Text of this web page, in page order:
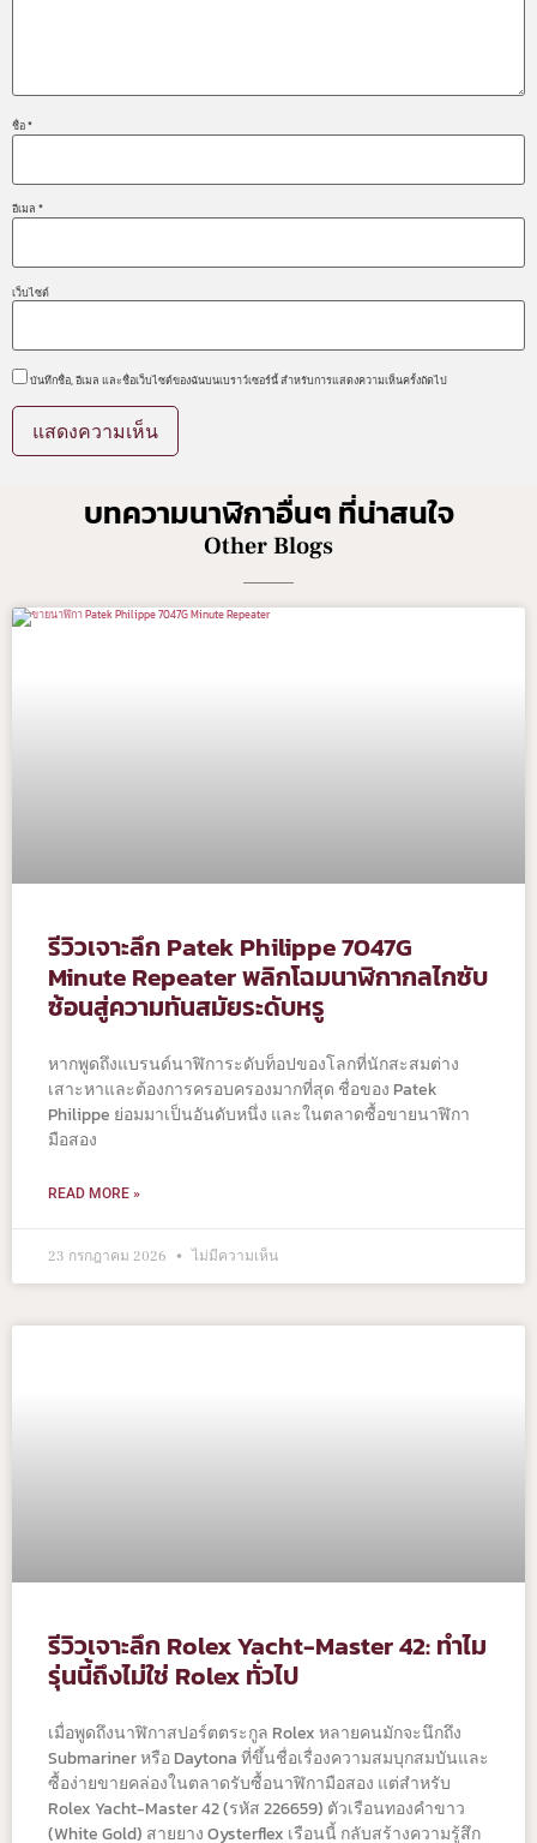
ชื่อ*
อีเมล *
เว็บไซต์
บันทึกชื่อ, อีเมล และชื่อเว็บไซต์ของฉันบนเบราว์เซอร์นี้ สำหรับการแสดงความเห็นครั้งถัดไป
บทความนาฬิกาอื่นๆ ที่น่าสนใจ
Other Blogs
รีวิวเจาะลึก Patek Philippe 7047G
Minute Repeater พลิกโฉมนาฬิกากลไกซับ
ซ้อนสู่ความทันสมัยระดับหรู
หากพูดถึงแบรนด์นาฬิการะดับท็อปของโลกที่นักสะสมต่าง
เสาะหาและต้องการครอบครองมากที่สุด ชื่อของ Patek
Philippe ย่อมมาเป็นอันดับหนึ่ง และในตลาดซื้อขายนาฬิกา
มือสอง
READ MORE »
23 กรกฎาคม 2026 ไม่มีความเห็น
รีวิวเจาะลึก Rolex Yacht-Master 42: ทำไม
รุ่นนี้ถึงไม่ใช่ Rolex ทั่วไป
เมื่อพูดถึงนาฬิกาสปอร์ตตระกูล Rolex หลายคนมักจะนึกถึง
Submariner หรือ Daytona ที่ขึ้นชื่อเรื่องความสมบุกสมบันและ
ซื้อง่ายขายคล่องในตลาดรับซื้อนาฬิกามือสอง แต่สำหรับ
Rolex Yacht-Master 42 (รหัส 226659) ตัวเรือนทองคำขาว
(White Gold) สายยาง Oysterflex เรือนนี้ กลับสร้างความรู้สึก